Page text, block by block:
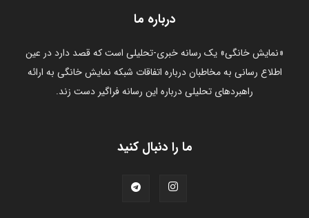
درباره ما
«نمایش خانگی» یک رسانه خبری-تحلیلی است که قصد دارد در عین
اطلاع رسانی به مخاطبان درباره اتفاقات شبکه نمایش خانگی به ارائه
راهبردهای تحلیلی درباره این رسانه فراگیر دست زند.
ما را دنبال کنید